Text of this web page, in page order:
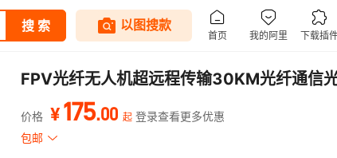
FPV光纤无人机超远程传输30KM光纤通信
价格 ¥175.00 起 登录查看更多优惠
包邮